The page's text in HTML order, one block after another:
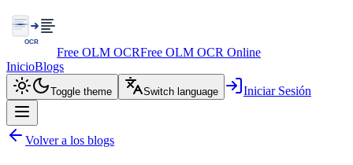
Free OLM OCRFree OLM OCR Online
InicioBlogs
Toggle theme Switch language Iniciar Sesión
Volver a los blogs